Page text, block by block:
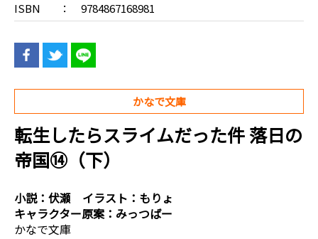
ISBN
9784867168981
かなで文庫
転生したらスライムだった件 落日の
帝国⑭（下）
小説： 伏瀬 イラスト： もりょ
キャラクター原案： みっつばー
かなで文庫